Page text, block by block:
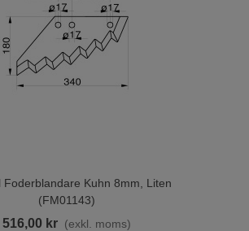
Foderblandare Kuhn 8mm, Liten
(FM01143)
516,00 kr (exkl. moms)